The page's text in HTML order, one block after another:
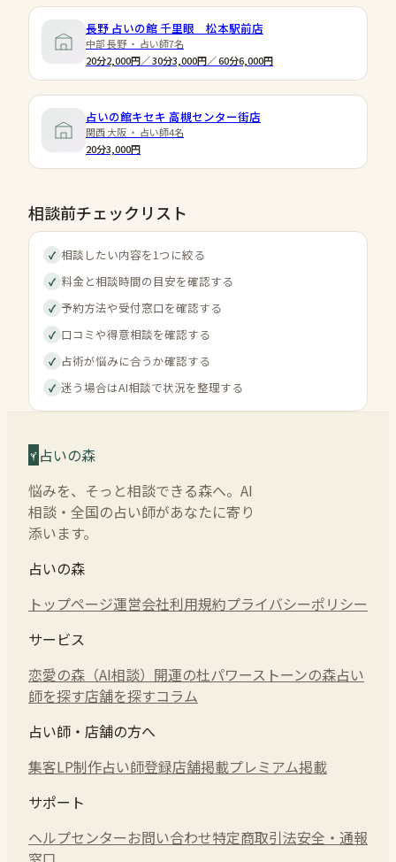
長野 占いの館 千里眼 松本駅前店
中部 長野 ・ 占い師7名
20分2,000円／ 30分3,000円／ 60分6,000円
占いの館キセキ 高槻センター街店
関西 大阪 ・ 占い師4名
20分3,000円
相談前チェックリスト
✓ 相談したい内容を1つに絞る
✓ 料金と相談時間の目安を確認する
✓ 予約方法や受付窓口を確認する
✓ 口コミや得意相談を確認する
✓ 占術が悩みに合うか確認する
✓ 迷う場合はAI相談で状況を整理する
占いの森
悩みを、そっと相談できる森へ。AI
相談・全国の占い師があなたに寄り
添います。
占いの森
トップページ運営会社利用規約プライバシーポリシー
サービス
恋愛の森（AI相談） 開運の杜パワーストーンの森占い
師を探す店舗を探すコラム
占い師・店舗の方へ
集客LP制作占い師登録店舗掲載プレミアム掲載
サポート
ヘルプセンターお問い合わせ特定商取引法安全・通報